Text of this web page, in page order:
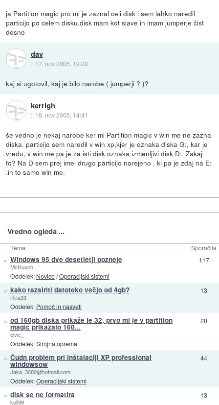
ja Partition magic pro mi je zaznal celi disk i sem lahko naredil
particijo po celem disku.disk mam kot slave in imam jumperje čist
desno
dav
:: 17. nov 2005, 19:20
kaj si ugotovil, kaj je bilo narobe ( jumperji ? )?
kerrigh
:: 18. nov 2005, 14:41
še vedno je nekaj narobe ker mi Partition magic v win me ne zazna
diska. particijo sem naredil v win xp,kjer je oznaka diska G:, kar je
vredu, v win me pa je za isti disk oznaka izmenljivi disk D:. Zakaj
to? Na D sem prej imel drugo particijo narejeno , ki pa je zdaj na E:
.in to samo win me.
Vredno ogleda ...
Tema Sporočila
» Windows 95 dve desetletji pozneje
McHusch
Oddelek: Novice/Operacijski sistemi
117
» kako razsiriti datoteko večjo od 4gb?
rikta33
Oddelek: Pomoč in nasveti
13
» od 160gb diska prikaže le 32, prvo mi je v partition
magic prikazalo 160...
civic_
Oddelek:Strojna oprema
20
» Čudn problem pri inštalaciji XP professional
windowsow
Jaka_3000@hotmail.com
Oddelek:Operacijski sistemi
44
» disk se ne formatira
koli99
13